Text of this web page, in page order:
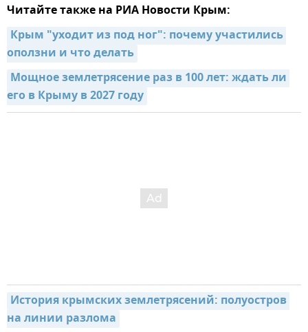
Читайте также на РИА Новости Крым:
Крым "уходит из под ног": почему участились
оползни и что делать
Мощное землетрясение раз в 100 лет: ждать ли
его в Крыму в 2027 году
История крымских землетрясений: полуостров
на линии разлома